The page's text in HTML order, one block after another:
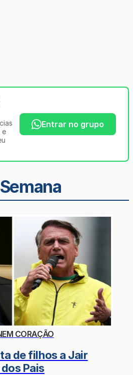
e
Entrar no grupo
CORAÇÃO
de filhos a Jair
Pais